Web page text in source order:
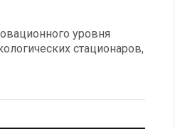
уровня
стационаров,